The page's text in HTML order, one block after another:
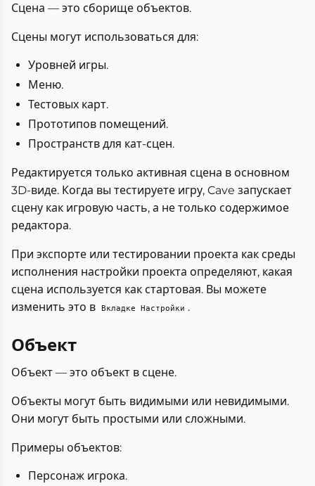
Сцена — это сборище объектов.
Сцены могут использоваться для:
Уровней игры.
Меню.
Тестовых карт.
Прототипов помещений.
Пространств для кат-сцен.
Редактируется только активная сцена в основном
3D-виде. Когда вы тестируете игру, Cave запускает
сцену как игровую часть, а не только содержимое
редактора.
При экспорте или тестировании проекта как среды
исполнения настройки проекта определяют, какая
сцена используется как стартовая. Вы можете
изменить это в Вкладке Настройки .
Объект
Объект — это объект в сцене.
Объекты могут быть видимыми или невидимыми.
Они могут быть простыми или сложными.
Примеры объектов:
Персонаж игрока.